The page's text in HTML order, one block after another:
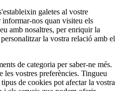
galetes al vostre
nos quan visiteu els
amb nosaltres, per enriquir la
la vostra relació amb el
de categoria per saber-ne més.
les vostres preferències. Tingueu
de cookies pot afectar la vostra